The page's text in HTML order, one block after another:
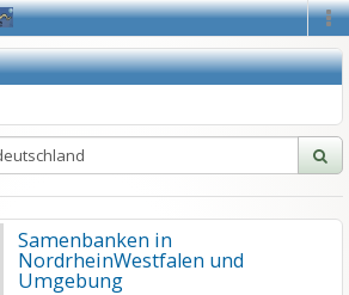
Samenbanken in
NordrheinWestfalen und
Umgebung